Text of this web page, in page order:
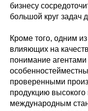
бизнесу
большой круг задач
Кроме того, одним
влияющих на
понимание агентами
проверенными
продукцию
международным